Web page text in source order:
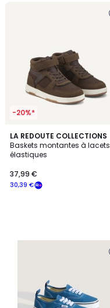
-20%*
LA REDOUTE COLLECTIONS
Baskets montantes à lacets
élastiques
30,39 €
37,99 €